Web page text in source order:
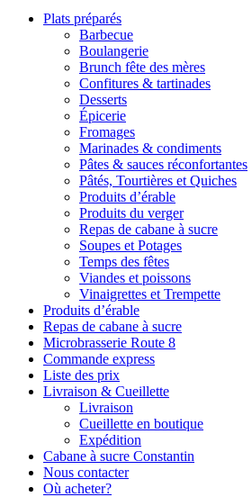
Plats préparés
Barbecue
Boulangerie
Brunch fête des mères
Confitures & tartinades
Desserts
Épicerie
Fromages
Marinades & condiments
Pâtes & sauces réconfortantes
Pâtés, Tourtières et Quiches
Produits d’érable
Produits du verger
Repas de cabane à sucre
Soupes et Potages
Temps des fêtes
Viandes et poissons
Vinaigrettes et Trempette
Produits d’érable
Repas de cabane à sucre
Microbrasserie Route 8
Commande express
Liste des prix
Livraison & Cueillette
Livraison
Cueillette en boutique
Expédition
Cabane à sucre Constantin
Nous contacter
Où acheter?